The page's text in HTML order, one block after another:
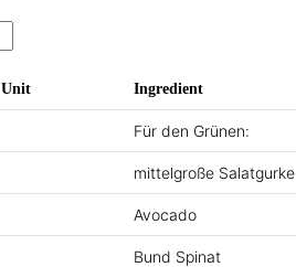
Unit Ingredient
Für den Grünen:
mittelgroße Salatgurke
Avocado
Bund Spinat